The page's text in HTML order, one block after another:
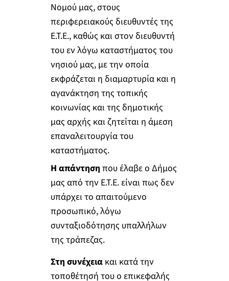
Νομού μας, στους
περιφερειακούς διευθυντές της
Ε.Τ.Ε., καθώς και στον διευθυντή
του εν λόγω καταστήματος του
νησιού μας, με την οποία
εκφράζεται η διαμαρτυρία και η
αγανάκτηση της τοπικής
κοινωνίας και της δημοτικής
μας αρχής και ζητείται η άμεση
επαναλειτουργία του
καταστήματος.
Η απάντηση που έλαβε ο Δήμος
μας από την Ε.Τ.Ε. είναι πως δεν
υπάρχει το απαιτούμενο
προσωπικό, λόγω
συνταξιοδότησης υπαλλήλων
της τράπεζας.
Στη συνέχειακαι κατά την
τοποθέτησή του ο επικεφαλής